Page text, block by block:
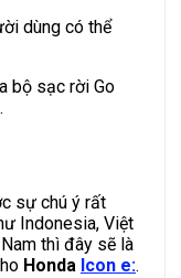
dùng có thể
bộ sạc rời Go
sự chú ý rất
Indonesia, Việt
thì đây sẽ là
Honda Icon e:.